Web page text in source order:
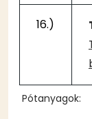
16.)
Pótanyagok: